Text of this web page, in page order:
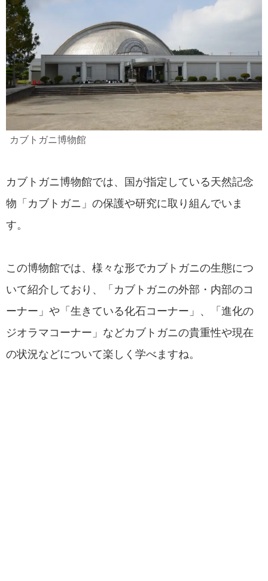
カブトガニ博物館
カブトガニ博物館では、国が指定している天然記念
物「カブトガニ」の保護や研究に取り組んでいま
す。
この博物館では、様々な形でカブトガニの生態につ
いて紹介しており、「カブトガニの外部・内部のコ
ーナー」や「生きている化石コーナー」、「進化の
ジオラマコーナー」などカブトガニの貴重性や現在
の状況などについて楽しく学べますね。